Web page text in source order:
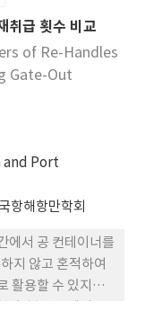
역감시 반경(R),
을 1시간 간격으
기술 분석을 한 결
안전거리를 확보할
료의 70 %ile(백
에 적용하여 이를
비교한 결과 상당
서 정박선의 영역
정하는 것이 타당
같은 집단 정박지
정박지를 이용하
방안 마련에도 기
취급 횟수 비교
of Re-Handles
Gate-Out
and Port
항해항만학회
에서 공 컨테이너를
지 않고 혼적하여
활용할 수 있지만